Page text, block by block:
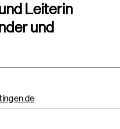
Leiterin
und